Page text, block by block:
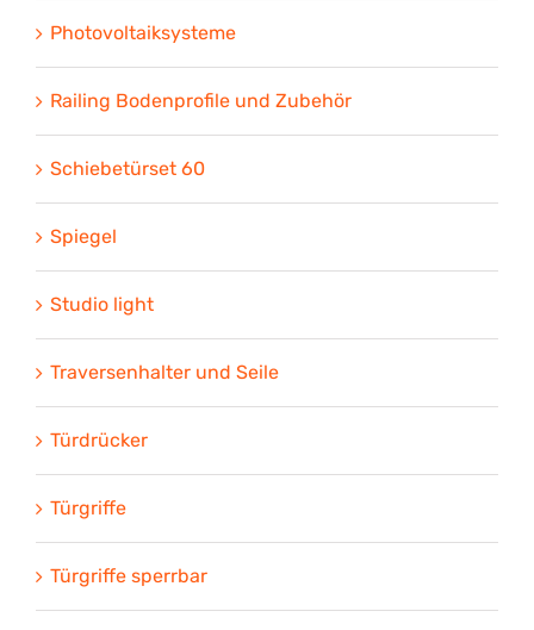
Photovoltaiksysteme
Railing Bodenprofile und Zubehör
Schiebetürset 60
Spiegel
Studio light
Traversenhalter und Seile
Türdrücker
Türgriffe
Türgriffe sperrbar